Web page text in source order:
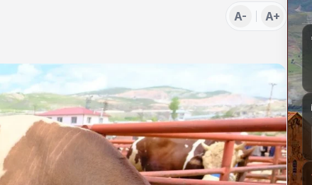
A- A+